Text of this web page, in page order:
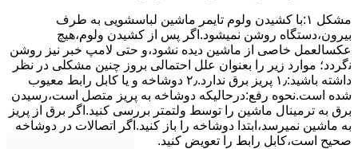
مشکل ۱:ﺑﺎ ﮐﺸﯿﺪن وﻟﻮم ﺗﺎﯾﻤﺮ ماشین لباسشویی به طرف
ﺑﯿﺮون،دستگاه روﺷﻦ نمیشود.اﮔﺮ ﭘﺲ از ﮐﺸﯿﺪن وﻟﻮم،ﻫﯿﭻ
عکسالعمل ﺧﺎﺻﯽ از ﻣﺎﺷﯿﻦ دﯾﺪه نشود،و حتی ﻻﻣﭗ ﺧﺒﺮ ﻧﯿﺰ روﺷﻦ
ﻧگردد؛ موارد زیر را بعنوان ﻋﻠﻞ احتمالی بروز چنین مشکلی در نظر
داشته باشید:۱٫ ﭘﺮﯾﺰ ﺑﺮق ﻧﺪارد.۲٫ دوﺷﺎﺧﻪ و ﯾﺎ ﮐﺎﺑﻞ راﺑﻂ ﻣﻌﯿﻮب
ﺷﺪه است.نحوه رفع:درحالیکه دوﺷﺎﺧﻪ ﺑﻪ ﭘﺮﯾﺰ ﻣﺘﺼﻞ اﺳﺖ،رﺳﯿﺪن
ﺑﺮق ﺑﻪ ﺗﺮﻣﯿﻨﺎل ﻣﺎﺷﯿﻦ را ﺗﻮﺳﻂ ولتمتر بررسی ﮐﻨﯿﺪ.اﮔﺮ ﺑﺮق از ﭘﺮﯾﺰ
ﺑﻪ ﻣﺎﺷﯿﻦ نمیرسد،اﺑﺘﺪا دوشاخه را باز کنید.اﮔﺮ اﺗﺼﺎﻻت در دوشاخه
ﺻﺤﯿﺢ اﺳﺖ،ﮐﺎﺑﻞ راﺑﻂ را ﺗﻌﻮﯾﺾ کنید.